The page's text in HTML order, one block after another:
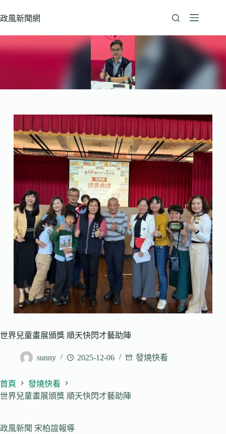
至
政風新聞網
世界兒童畫展頒獎 順天快閃才藝助陣
sunny 2025-12-06 發燒快看
首頁
發燒快看
世界兒童畫展頒獎 順天快閃才藝助陣
政風新聞 宋柏誼報導